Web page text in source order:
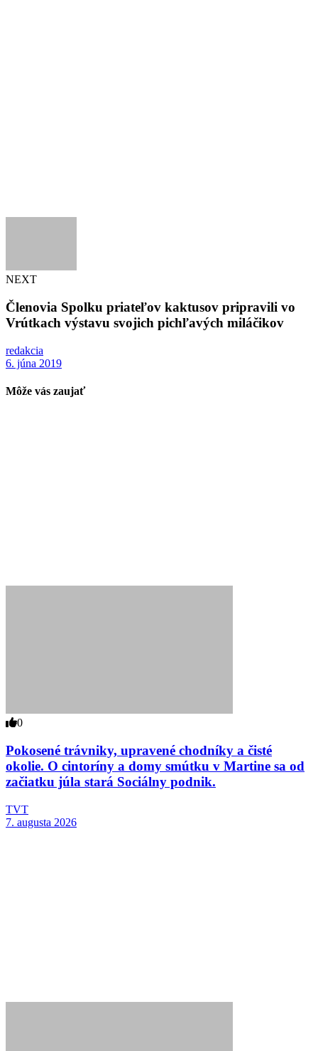
NEXT
Členovia Spolku priateľov kaktusov pripravili vo
Vrútkach výstavu svojich pichľavých miláčikov
redakcia
6. júna 2019
Môže vás zaujať
0
Pokosené trávniky, upravené chodníky a čisté
okolie. O cintoríny a domy smútku v Martine sa od
začiatku júla stará Sociálny podnik.
TVT
7. augusta 2026